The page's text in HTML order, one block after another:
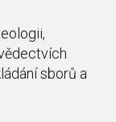
sborů a